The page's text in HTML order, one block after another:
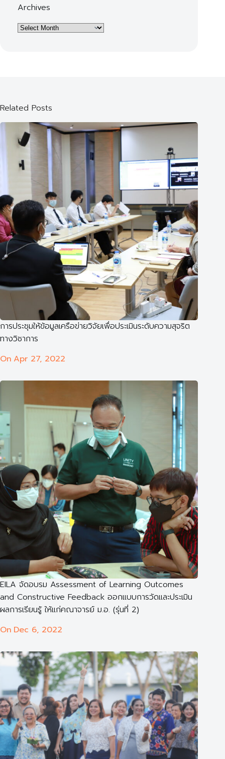
Archives
Archives
Related Posts
การประชุมให้ข้อมูลเครือข่ายวิจัยเพื่อประเมินระดับความสุจริต
ทางวิชาการ
On Apr 27, 2022
EILA จัดอบรม Assessment of Learning Outcomes
and Constructive Feedback ออกแบบการวัดและประเมิน
ผลการเรียนรู้ ให้แก่คณาจารย์ ม.อ. (รุ่นที่ 2)
On Dec 6, 2022